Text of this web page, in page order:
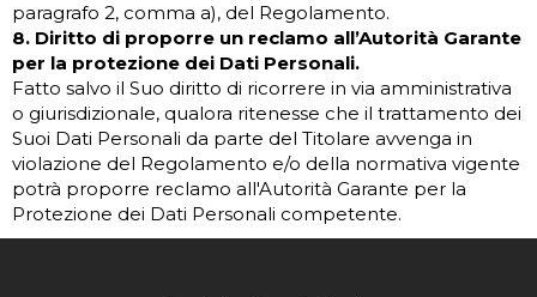
paragrafo 2, comma a), del Regolamento.
8. Diritto di proporre un reclamo all’Autorità Garante
per la protezione dei Dati Personali.
Fatto salvo il Suo diritto di ricorrere in via amministrativa
o giurisdizionale, qualora ritenesse che il trattamento dei
Suoi Dati Personali da parte del Titolare avvenga in
violazione del Regolamento e/o della normativa vigente
potrà proporre reclamo all'Autorità Garante per la
Protezione dei Dati Personali competente.